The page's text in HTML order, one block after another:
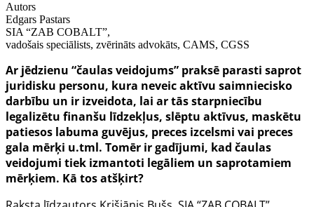
Autors
Edgars Pastars
SIA “ZAB COBALT”,
vadošais speciālists, zvērināts advokāts, CAMS, CGSS
Ar jēdzienu “čaulas veidojums” praksē parasti saprot
juridisku personu, kura neveic aktīvu saimniecisko
darbību un ir izveidota, lai ar tās starpniecību
legalizētu finanšu līdzekļus, slēptu aktīvus, maskētu
patiesos labuma guvējus, preces izcelsmi vai preces
gala mērķi u.tml. Tomēr ir gadījumi, kad čaulas
veidojumi tiek izmantoti legāliem un saprotamiem
mērķiem. Kā tos atšķirt?